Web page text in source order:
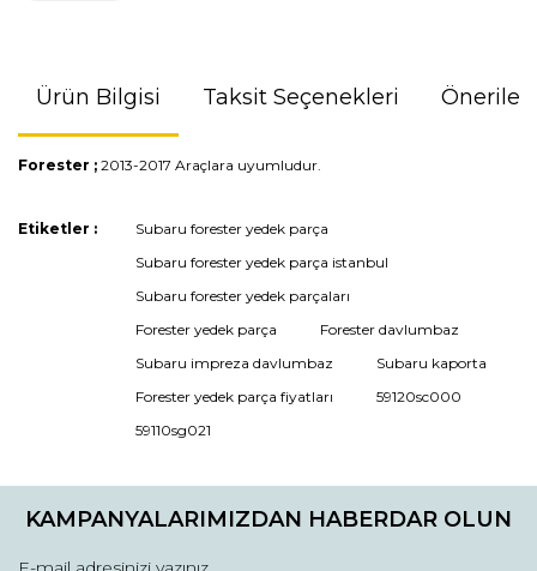
Ürün Bilgisi Taksit Seçenekleri
Forester ; 2013-2017 Araçlara uyumludur.
Bu ürünün fiyat bilgisi, resim, ürün açıklamalarında ve diğer
kullanarak tarafımıza iletebilirsiniz.
Görüş ve önerileriniz için teşekkür ederiz.
Bu ürüne benzer farklı alternatifler olmalı.
Etiketler :
Subaru forester yedek parça
Subaru forester yedek parça istanbul
Subaru forester yedek parçaları
Forester yedek parça
Forester davlumbaz
Subaru impreza davlumbaz
Subaru kaporta
Forester yedek parça fiyatları
59120sc000
59110sg021
KAMPANYALARIMIZDAN HABERDAR OLUN